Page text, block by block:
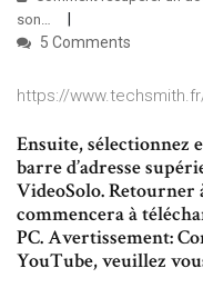
son…
5 Comments
https://
Ensuite, sélectionnez
barre d’adresse
VideoSolo. Retourner
commencera à
PC. Avertissement:
YouTube, veuillez